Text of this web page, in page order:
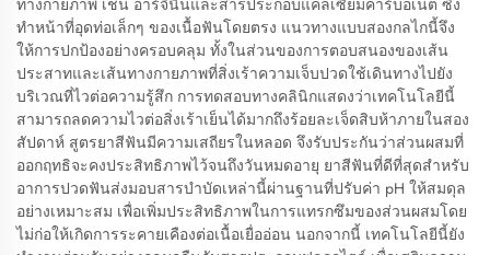
ทางกายภาพ เช่น อาร์จินีนและสารประกอบแคลเซียมคาร์บอเนต ซึ่ง
ทำหน้าที่อุดท่อเล็กๆ ของเนื้อฟันโดยตรง แนวทางแบบสองกลไกนี้จึง
ให้การปกป้องอย่างครอบคลุม ทั้งในส่วนของการตอบสนองของเส้น
ประสาทและเส้นทางกายภาพที่สิ่งเร้าความเจ็บปวดใช้เดินทางไปยัง
บริเวณที่ไวต่อความรู้สึก การทดสอบทางคลินิกแสดงว่าเทคโนโลยีนี้
สามารถลดความไวต่อสิ่งเร้าเย็นได้มากถึงร้อยละเจ็ดสิบห้าภายในสอง
สัปดาห์ สูตรยาสีฟันมีความเสถียรในหลอด จึงรับประกันว่าส่วนผสมที่
ออกฤทธิจะคงประสิทธิภาพไว้จนถึงวันหมดอายุ ยาสีฟันที่ดีที่สุดสำหรับ
อาการปวดฟันส่งมอบสารบำบัดเหล่านี้ผ่านฐานที่ปรับค่า pH ให้สมดุล
อย่างเหมาะสม เพื่อเพิ่มประสิทธิภาพในการแทรกซึมของส่วนผสมโดย
ไม่ก่อให้เกิดการระคายเคืองต่อเนื้อเยื่ออ่อน นอกจากนี้ เทคโนโลยีนี้ยัง